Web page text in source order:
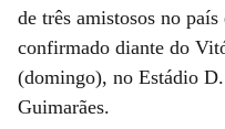
de três amistosos no
confirmado diante do
(domingo), no Estádio
Guimarães.